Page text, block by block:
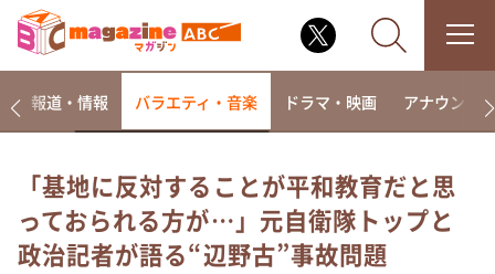
なるみ・岡村の過ぎるTV
相席食堂
報道・情報 バラエティ・音楽 ドラマ・映画 アナウンサー
「基地に反対することが平和教育だと思
っておられる方が…」元自衛隊トップと
政治記者が語る“辺野古”事故問題